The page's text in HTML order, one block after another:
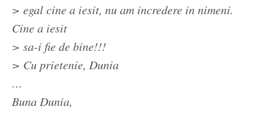
> egal cine a iesit, nu am incredere in nimeni.
Cine a iesit
> sa-i fie de bine!!!
> Cu prietenie, Dunia
…
Buna Dunia,